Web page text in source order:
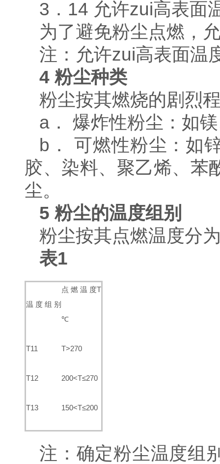
3．14 允许zui高表面
为了避免粉尘点燃，
注：允许zui高表面温
4 粉尘种类
粉尘按其燃烧的剧烈
a． 爆炸性粉尘：如
b． 可燃性粉尘：如
胶、染料、聚乙烯、苯
尘。
5 粉尘的温度组别
粉尘按其点燃温度分
表1
温 度 组 别
点 燃 温 度T
℃
T11 T>270
T12 200<T≤270
T13 150<T≤200
注：确定粉尘温度组